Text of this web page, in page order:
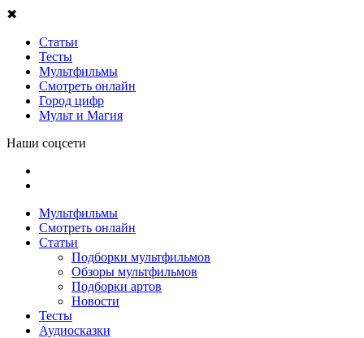
✖
Статьи
Тесты
Мультфильмы
Смотреть онлайн
Город цифр
Мульт и Магия
Наши соцсети
Мультфильмы
Смотреть онлайн
Статьи
Подборки мультфильмов
Обзоры мультфильмов
Подборки артов
Новости
Тесты
Аудиосказки